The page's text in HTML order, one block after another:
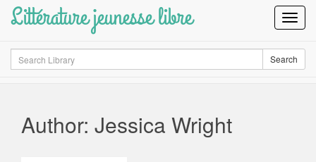
Littérature jeunesse libre
Search Search
Author: Jessica Wright